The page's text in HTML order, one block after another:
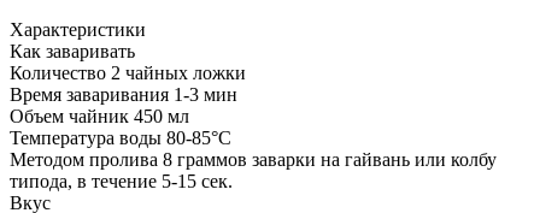
Характеристики
Как заваривать
Количество 2 чайных ложки
Время заваривания 1-3 мин
Объем чайник 450 мл
Температура воды 80-85°C
Методом пролива 8 граммов заварки на гайвань или колбу
типода, в течение 5-15 сек.
Вкус